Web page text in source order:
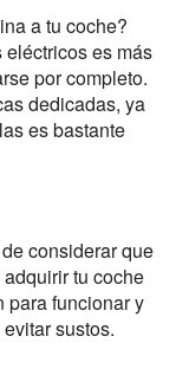
a tu coche?
es más
por completo.
dedicadas, ya
es bastante
considerar que
tu coche
para funcionar y
sustos.